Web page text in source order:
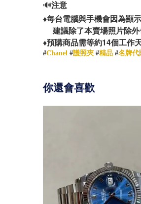
🔊注意
♦️每台電腦與手機會因為顯
建議除了本賣場照片除
♦️預購商品需等約14個工作
#Chanel #護照夾 #精品 #名牌代
你還會喜歡